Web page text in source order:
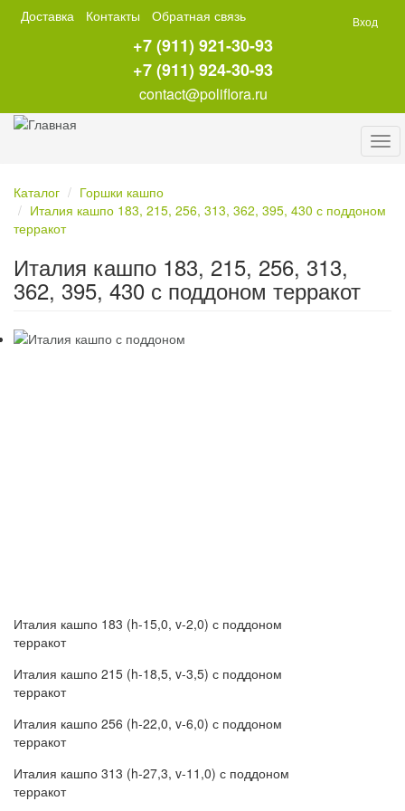
Перейти
Доставка Контакты Обратная связь
+7 (911) 921-30-93
+7 (911) 924-30-93
contact@poliflora.ru
Вход
Каталог
Горшки кашпо
Италия кашпо 183, 215, 256, 313, 362, 395, 430 с поддоном
терракот
Италия кашпо 183, 215, 256, 313,
362, 395, 430 с поддоном терракот
Италия кашпо 183 (h-15,0, v-2,0) с поддоном
терракот
Италия кашпо 215 (h-18,5, v-3,5) с поддоном
терракот
Италия кашпо 256 (h-22,0, v-6,0) с поддоном
терракот
Италия кашпо 313 (h-27,3, v-11,0) с поддоном
терракот